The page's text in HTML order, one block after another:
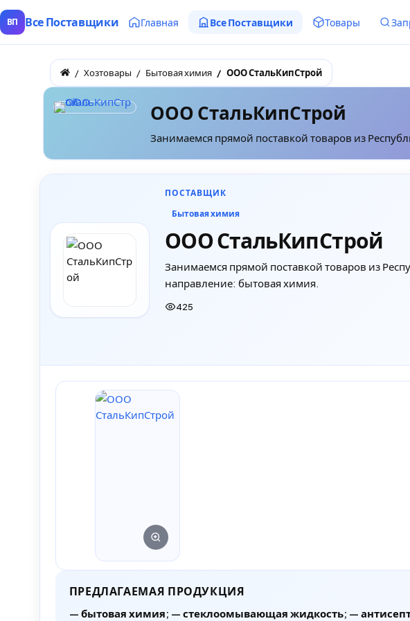
ВП Все Поставщики Главная Все Поставщики Товары
Хозтовары Бытовая химия ООО СтальКипСтрой
ООО СтальКипСтрой
Занимаемся прямой поставкой товаров из
ПОСТАВЩИК
Бытовая химия
ООО СтальКипСтрой
Занимаемся прямой поставкой товаров из
направление: бытовая химия.
425
ПРЕДЛАГАЕМАЯ ПРОДУКЦИЯ
— бытовая химия; — стеклоомывающая жидкость; —